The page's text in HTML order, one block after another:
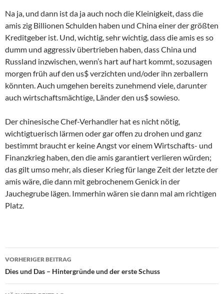
Na ja, und dann ist da ja auch noch die Kleinigkeit, dass die
amis zig Billionen Schulden haben und China einer der größten
Kreditgeber ist. Und, wichtig, sehr wichtig, dass die amis es so
dumm und aggressiv übertrieben haben, dass China und
Russland inzwischen, wenn’s hart auf hart kommt, sozusagen
morgen früh auf den us$ verzichten und/oder ihn zerballern
könnten. Auch umgehen bereits zunehmend viele, darunter
auch wirtschaftsmächtige, Länder den us$ sowieso.
Der chinesische Chef-Verhandler hat es nicht nötig,
wichtigtuerisch lärmen oder gar offen zu drohen und ganz
bestimmt braucht er keine Angst vor einem Wirtschafts- und
Finanzkrieg haben, den die amis garantiert verlieren würden;
das gilt umso mehr, als dieser Krieg für lange Zeit der letzte der
amis wäre, die dann mit gebrochenem Genick in der
Jauchegrube lägen. Immerhin wären sie dann mal am richtigen
Platz.
Beitragsnavigation
VORHERIGER BEITRAG
Dies und Das – Hintergründe und der erste Schuss